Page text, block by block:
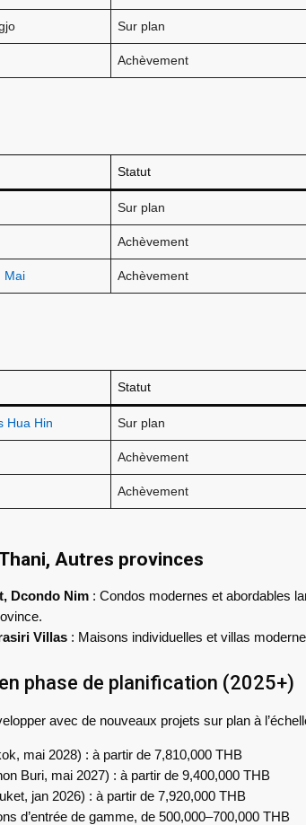
Sur plan
Achèvement
Statut
Sur plan
Achèvement
Mai Achèvement
Statut
Hua Hin Sur plan
Achèvement
Achèvement
Autres provinces
Dcondo Nim : Condos modernes et abordables
Villas : Maisons individuelles et villas
phase de planification (2025+)
avec de nouveaux projets sur plan à
mai 2028) : à partir de 7,810,000 THB
Buri, mai 2027) : à partir de 9,400,000 THB
jan 2026) : à partir de 7,920,000 THB
d’entrée de gamme, de 500,000–700,000 THB